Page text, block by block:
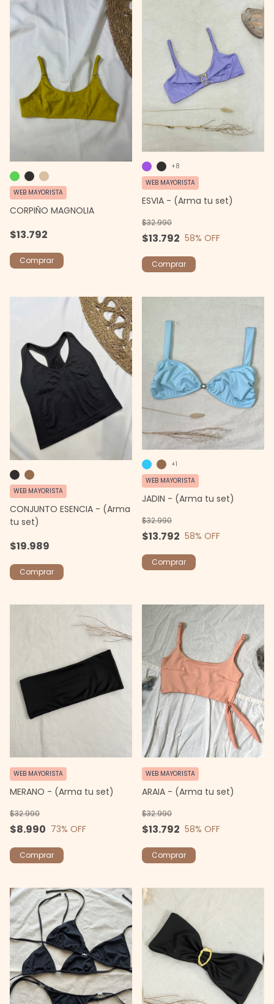
CORPIÑO MAGNOLIA
$13.792
WEB MAYORISTA
Comprar
ESVIA - (Arma tu set)
$13.792
$32.990
58% OFF
WEB MAYORISTA
+8
Comprar
CONJUNTO ESENCIA - (Arma
tu set)
$19.989
WEB MAYORISTA
Comprar
JADIN - (Arma tu set)
$13.792
$32.990
58% OFF
WEB MAYORISTA
+1
Comprar
MERANO - (Arma tu set)
$8.990
$32.990
73% OFF
WEB MAYORISTA
Comprar
ARAIA - (Arma tu set)
$13.792
$32.990
58% OFF
WEB MAYORISTA
Comprar